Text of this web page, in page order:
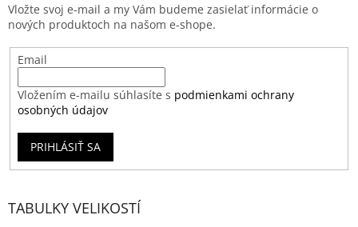
Vložte svoj e-mail a my Vám budeme zasielať informácie o
nových produktoch na našom e-shope.
Email
Vložením e-mailu súhlasíte s podmienkami ochrany
osobných údajov
PRIHLÁSIŤ SA
TABULKY VELIKOSTÍ